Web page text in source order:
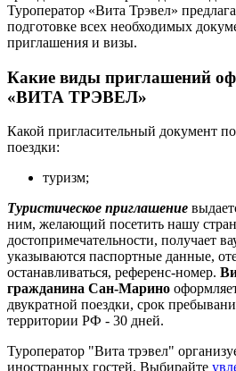
Туроператор «Вита Трэвел»
подготовке всех необходимых
приглашения и визы.
Какие виды приглашений
«ВИТА ТРЭВЕЛ»
Какой пригласительный документ
поездки:
туризм;
Туристическое приглашение
ним, желающий посетить нашу
достопримечательности, получает
указываются паспортные данные,
останавливаться, референс-номер.
гражданина Сан-Марино
двукратной поездки, срок
территории РФ - 30 дней.
Туроператор "Вита трэвел"
иностранных гостей. Выбирайте